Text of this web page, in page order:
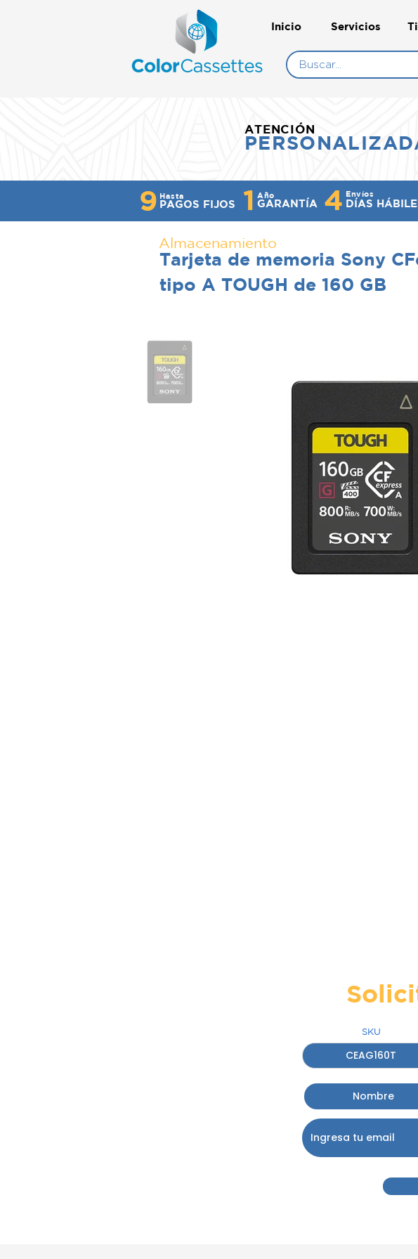
Inicio Servicios
ATENCIÓN
9 PAGOS FIJOS
Hasta 1 GARANTÍA
Año 4 DÍ​AS
Envíos
Tarjeta de memoria Sony
tipo A TOUGH de 160 GB
Almacenamiento
SKU